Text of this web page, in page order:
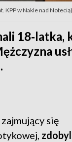
KPP w Nakle nad Notecią)
18‑latka,
się